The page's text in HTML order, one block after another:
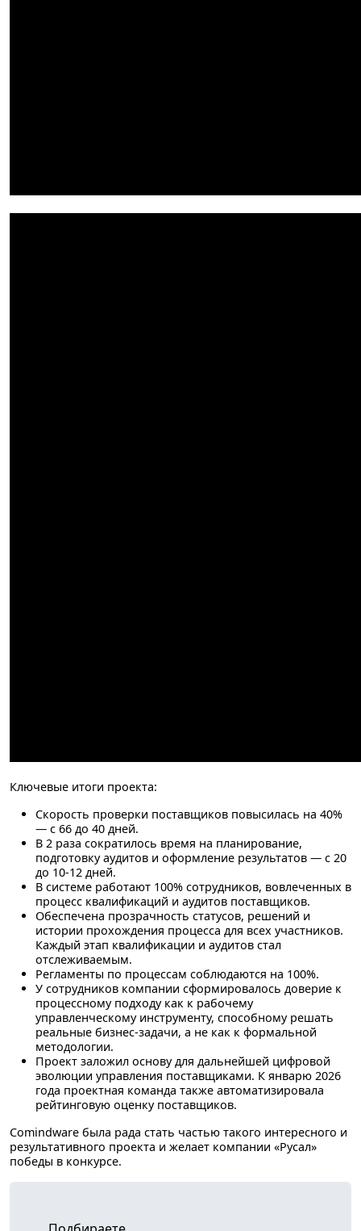
Ключевые итоги проекта:
Скорость проверки поставщиков повысилась на 40%
— с 66 до 40 дней.
В 2 раза сократилось время на планирование,
подготовку аудитов и оформление результатов — с 20
до 10-12 дней.
В системе работают 100% сотрудников, вовлеченных в
процесс квалификаций и аудитов поставщиков.
Обеспечена прозрачность статусов, решений и
истории прохождения процесса для всех участников.
Каждый этап квалификации и аудитов стал
отслеживаемым.
Регламенты по процессам соблюдаются на 100%.
У сотрудников компании сформировалось доверие к
процессному подходу как к рабочему
управленческому инструменту, способному решать
реальные бизнес-задачи, а не как к формальной
методологии.
Проект заложил основу для дальнейшей цифровой
эволюции управления поставщиками. К январю 2026
года проектная команда также автоматизировала
рейтинговую оценку поставщиков.
Comindware была рада стать частью такого интересного и
результативного проекта и желает компании «Русал»
победы в конкурсе.